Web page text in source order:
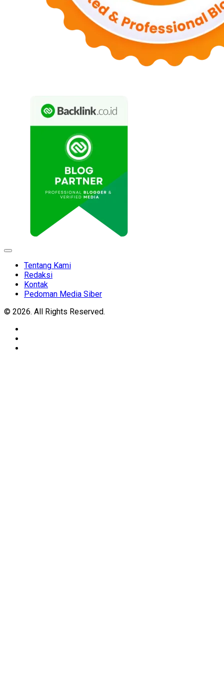
Expand
Tentang Kami
Redaksi
Kontak
Pedoman Media Siber
© 2026. All Rights Reserved.